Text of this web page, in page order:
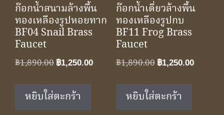
ก๊อกน้ำสนามล้างพื้น
ทองเหลืองรูปหอยทาก
BF04 Snail Brass
Faucet
฿1,890.00Original
was:
฿1,890.00.
฿1,250.00Current
฿1,250.00.
หยิบใส่ตะกร้า
ก๊อกน้ำเดี่ยวล้างพื้น
ทองเหลืองรูปกบ
BF11 Frog Brass
Faucet
฿1,890.00 Original
was:
฿1,890.00.
฿1,250.00
หยิบใส่ตะกร้า